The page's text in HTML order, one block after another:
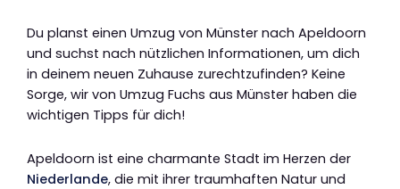
Du planst einen Umzug von Münster nach Apeldoorn
und suchst nach nützlichen Informationen, um dich
in deinem neuen Zuhause zurechtzufinden? Keine
Sorge, wir von Umzug Fuchs aus Münster haben die
wichtigen Tipps für dich!
Apeldoorn ist eine charmante Stadt im Herzen der
Niederlande, die mit ihrer traumhaften Natur und